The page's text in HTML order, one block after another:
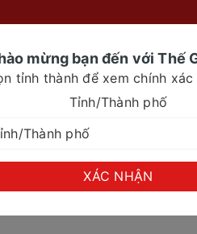
chưng Collagen - Yến tươi
70ml
mừng bạn đến với Thế
tỉnh thành để xem chính
Tỉnh/Thành phố
XÁC NHẬN